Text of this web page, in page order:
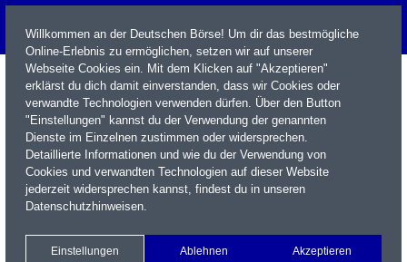
Name / WKN / ISIN / Kürzel
Xetra Realtime
Watchlist Portfolio Login
Willkommen an der Deutschen Börse! Um dir das bestmögliche
Online-Erlebnis zu ermöglichen, setzen wir auf unserer
Webseite Cookies ein. Mit dem Klicken auf "Akzeptieren"
erklärst du dich damit einverstanden, dass wir Cookies oder
verwandte Technologien verwenden dürfen. Über den Button
"Einstellungen" kannst du der Verwendung der genannten
Dienste im Einzelnen zustimmen oder widersprechen.
Detaillierte Informationen und wie du der Verwendung von
Cookies und verwandten Technologien auf dieser Website
jederzeit widersprechen kannst, findest du in unseren
Datenschutzhinweisen.
Einstellungen Ablehnen Akzeptieren